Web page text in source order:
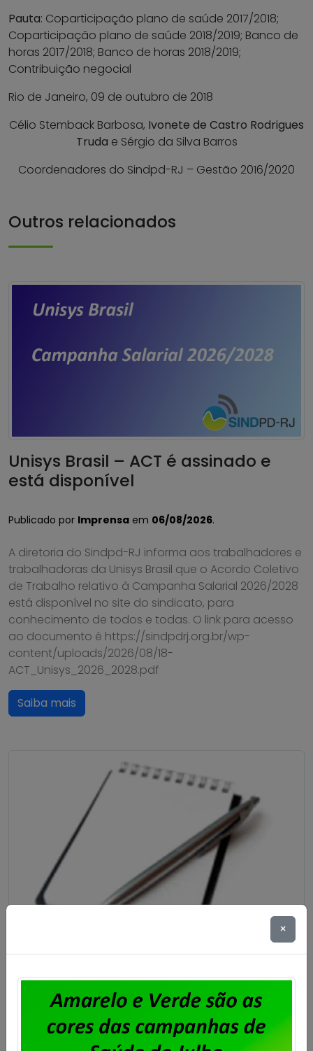
Pauta: Coparticipação plano de saúde 2017/2018;
Coparticipação plano de saúde 2018/2019; Banco de
horas 2017/2018; Banco de horas 2018/2019;
Contribuição negocial
Rio de Janeiro, 09 de outubro de 2018
Célio Stemback Barbosa, Ivonete de Castro Rodrigues
Truda e Sérgio da Silva Barros
Coordenadores do Sindpd-RJ – Gestão 2016/2020
Outros relacionados
Unisys Brasil – ACT é assinado e
está disponível
Publicado por Imprensa em 06/08/2026.
A diretoria do Sindpd-RJ informa aos trabalhadores e
trabalhadoras da Unisys Brasil que o Acordo Coletivo
de Trabalho relativo à Campanha Salarial 2026/2028
está disponível no site do sindicato, para
conhecimento de todos e todas. O link para acesso
ao documento é https://sindpdrj.org.br/wp-
content/uploads/2026/08/18-
ACT_Unisys_2026_2028.pdf
Saiba mais
Unisys Brasil – Sindicato abre prazo
para apresentação de cartas de
oposição ao desconto para
fortalecimento sindical
×